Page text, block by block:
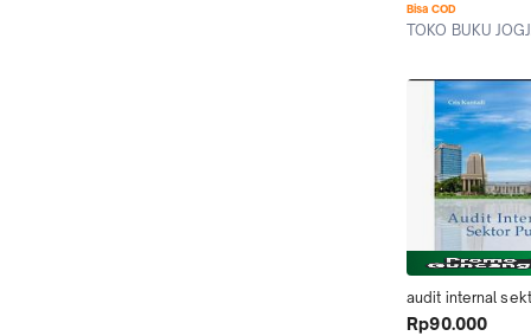
Bisa COD
TOKO BUKU
audit internal
Rp90.000